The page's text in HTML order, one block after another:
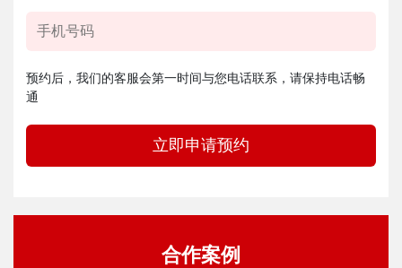
预约后，我们的客服会第一时间与您电话联系，请保持电话畅
通
立即申请预约
合作案例